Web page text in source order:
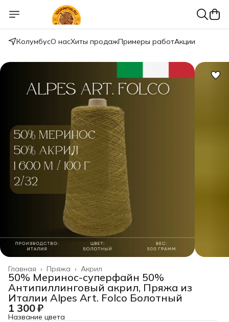
КолумбусО насХиты продажПримеры работАкции
Акрил
Пряжа ›
Главная ›
50% Меринос-суперфайн 50%
Антипиллинговый акрил, Пряжа из
Италии Alpes Art. Folco Болотный
1 300 ₽
Название цвета